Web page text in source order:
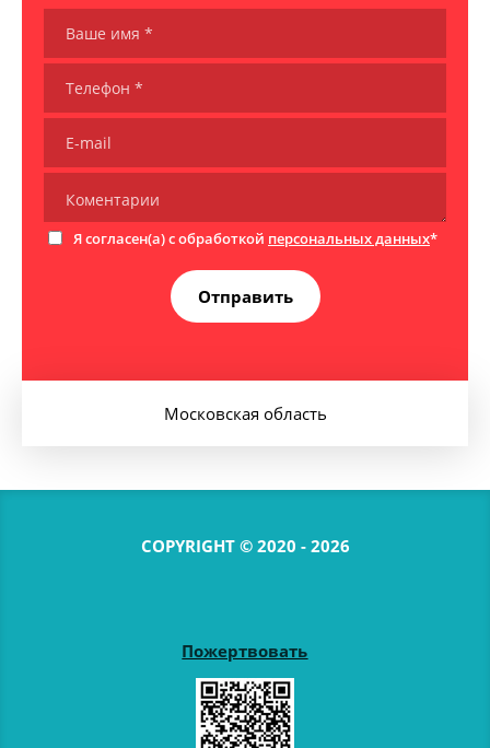
Я согласен(а) с обработкой персональных данных*
Отправить
Московская область
COPYRIGHT © 2020 - 2026
Пожертвовать